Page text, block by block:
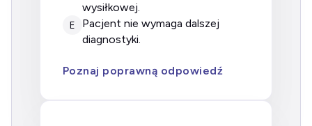
wysiłkowej.
E
Pacjent nie wymaga dalszej
diagnostyki.
Poznaj poprawną odpowiedź